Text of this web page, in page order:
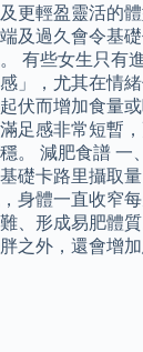
更輕盈靈活的
及過久會令基
有些女生只有
」，尤其在情
伏而增加食量
足感非常短暫
。 減肥食譜 一
礎卡路里攝取量
身體一直收窄
、形成易肥體
之外，還會增